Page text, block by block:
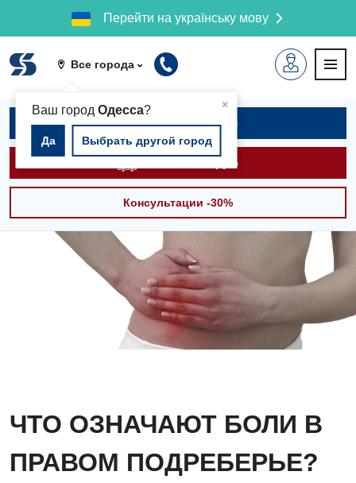
Перейти на українську мову
Все города
×
Ваш город Одесса?
Да Выбрать другой город
Записаться на приём
Вызвать скорую
Консультации -30%
ЧТО ОЗНАЧАЮТ БОЛИ В
ПРАВОМ ПОДРЕБЕРЬЕ?